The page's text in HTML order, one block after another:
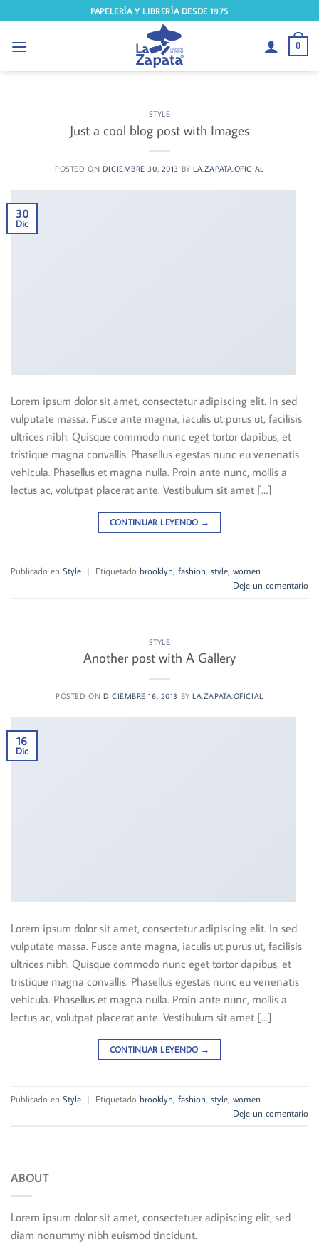
al
contenido
PAPELERÍA Y LIBRERÍA DESDE 1975
0
STYLE
Just a cool blog post with Images
POSTED ON DICIEMBRE 30, 2013 BYLA.ZAPATA.OFICIAL
30
Dic
Lorem ipsum dolor sit amet, consectetur adipiscing elit. In sed
vulputate massa. Fusce ante magna, iaculis ut purus ut, facilisis
ultrices nibh. Quisque commodo nunc eget tortor dapibus, et
tristique magna convallis. Phasellus egestas nunc eu venenatis
vehicula. Phasellus et magna nulla. Proin ante nunc, mollis a
lectus ac, volutpat placerat ante. Vestibulum sit amet […]
CONTINUAR LEYENDO →
Publicado en Style | Etiquetado brooklyn fashion style women
Deje un comentario
STYLE
Another post with A Gallery
POSTED ON DICIEMBRE 16, 2013 BYLA.ZAPATA.OFICIAL
16
Dic
Lorem ipsum dolor sit amet, consectetur adipiscing elit. In sed
vulputate massa. Fusce ante magna, iaculis ut purus ut, facilisis
ultrices nibh. Quisque commodo nunc eget tortor dapibus, et
tristique magna convallis. Phasellus egestas nunc eu venenatis
vehicula. Phasellus et magna nulla. Proin ante nunc, mollis a
lectus ac, volutpat placerat ante. Vestibulum sit amet […]
CONTINUAR LEYENDO →
Publicado en Style | Etiquetado brooklyn fashion style women
Deje un comentario
ABOUT
Lorem ipsum dolor sit amet, consectetuer adipiscing elit, sed
diam nonummy nibh euismod tincidunt.